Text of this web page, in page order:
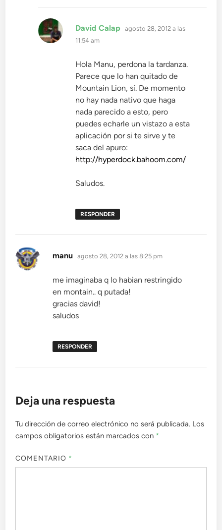
David Calap dice:
agosto 28, 2012 a las
11:54 am
Hola Manu, perdona la tardanza.
Parece que lo han quitado de
Mountain Lion, sí. De momento
no hay nada nativo que haga
nada parecido a esto, pero
puedes echarle un vistazo a esta
aplicación por si te sirve y te
saca del apuro:
http://hyperdock.bahoom.com/
Saludos.
RESPONDER
manu dice:
agosto 28, 2012 a las 8:25 pm
me imaginaba q lo habian restringido
en montain.. q putada!
gracias david!
saludos
RESPONDER
Deja una respuesta
Tu dirección de correo electrónico no será publicada. Los
campos obligatorios están marcados con *
COMENTARIO *